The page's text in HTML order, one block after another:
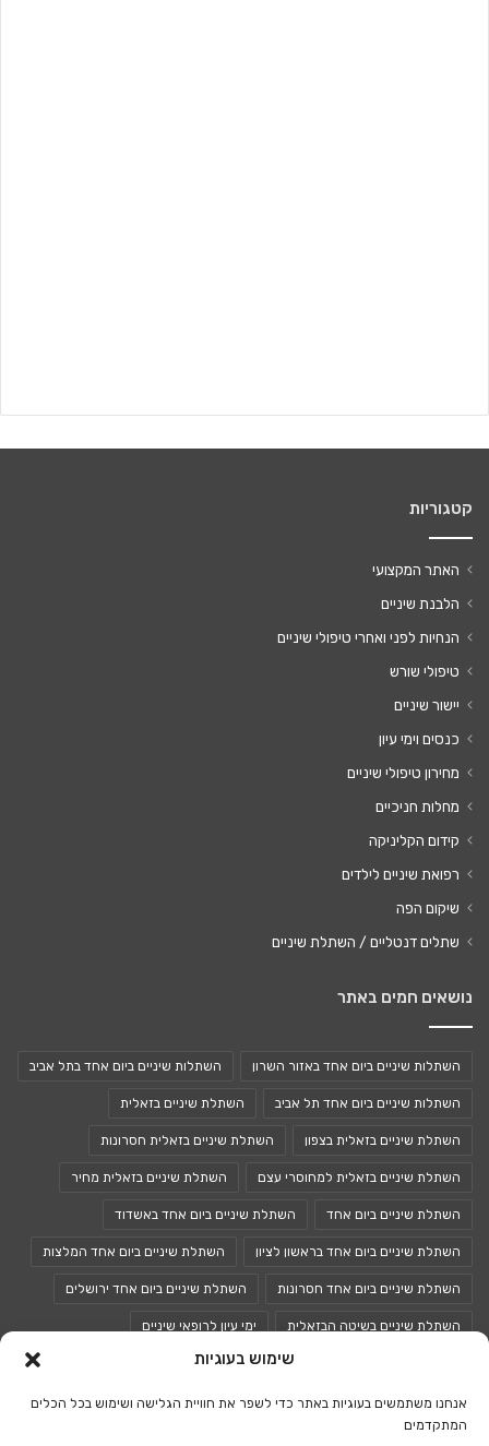
שימוש בעוגיות
אנחנו משתמשים בעוגיות באתר כדי לשפר את חוויית הגלישה ושימוש בכל הכלים
המתקדמים
קטגוריות
האתר המקצועי
הלבנת שיניים
הנחיות לפני ואחרי טיפולי שיניים
טיפולי שורש
יישור שיניים
כנסים וימי עיון
מחירון טיפולי שיניים
מחלות חניכיים
קידום הקליניקה
רפואת שיניים לילדים
שיקום הפה
שתלים דנטליים / השתלת שיניים
נושאים חמים באתר
השתלות שיניים ביום אחד באזור השרון השתלות שיניים ביום אחד בתל אביב
השתלות שיניים ביום אחד תל אביב השתלת שיניים בזאלית
השתלת שיניים בזאלית בצפון השתלת שיניים בזאלית חסרונות
השתלת שיניים בזאלית למחוסרי עצם השתלת שיניים בזאלית מחיר
השתלת שיניים ביום אחד השתלת שיניים ביום אחד באשדוד
השתלת שיניים ביום אחד בראשון לציון השתלת שיניים ביום אחד המלצות
השתלת שיניים ביום אחד חסרונות השתלת שיניים ביום אחד ירושלים
השתלת שיניים בשיטה הבזאלית ימי עיון לרופאי שיניים
כנס רופאי שיניים